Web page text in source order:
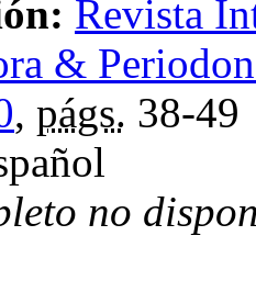
Revista
&
, págs. 38-49
no